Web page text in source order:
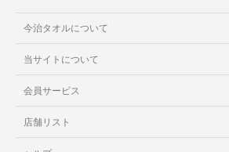
今治タオルについて
当サイトについて
会員サービス
店舗リスト